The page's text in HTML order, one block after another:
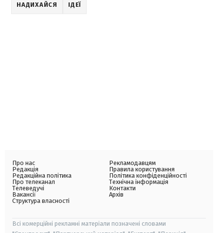
НАДИХАЙСЯ ІДЕЇ
Про нас
Редакція
Редакційна політика
Про телеканал
Телеведучі
Вакансії
Структура власності
Рекламодавцям
Правила користування
Політика конфіденційності
Технічна інформація
Контакти
Архів
Всі комерційні рекламні матеріали позначені словами